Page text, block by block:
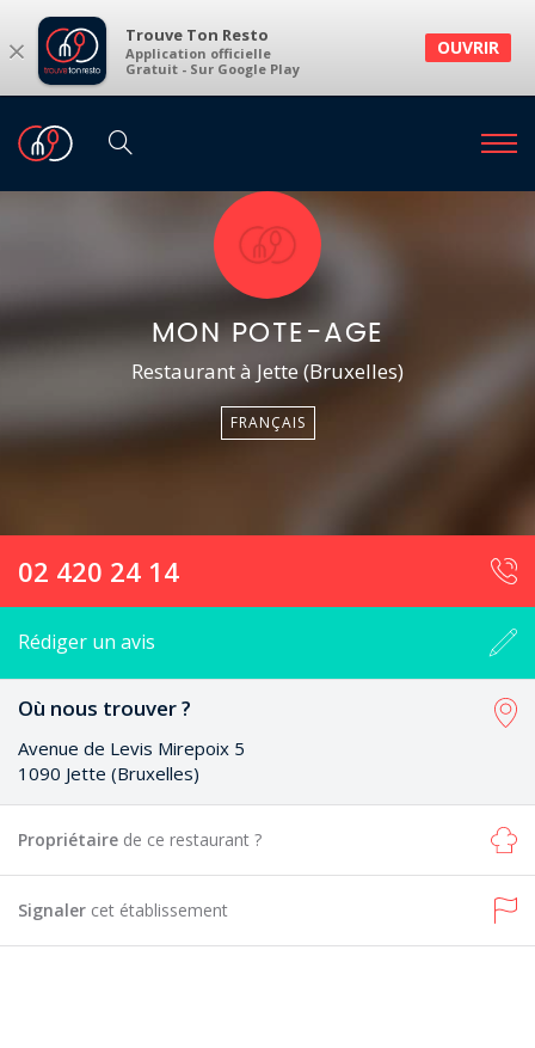
× Trouve Ton Resto
Application officielle
Gratuit - Sur Google Play
OUVRIR
MON POTE-AGE
Restaurant à Jette (Bruxelles)
FRANÇAIS
02 420 24 14
Rédiger un avis
Où nous trouver ?
Avenue de Levis Mirepoix 5
1090 Jette (Bruxelles)
Propriétaire de ce restaurant ?
Signaler cet établissement